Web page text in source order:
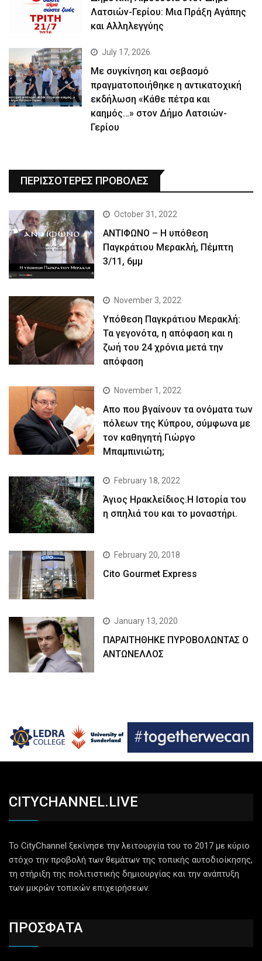
Λατσιών-Γερίου: Μια Πράξη Αγάπης
και Αλληλεγγύης
July 17, 2026
Με συγκίνηση και σεβασμό
πραγματοποιήθηκε η αντικατοχική
εκδήλωση «Κάθε πέτρα και
καημός…» στον Δήμο Λατσιών-
Γερίου
ΠΕΡΙΣΣΟΤΕΡΕΣ ΠΡΟΒΟΛΕΣ
October 31, 2022
ΑΝΤΙΦΩΝΟ – Η υπόθεση
Παγκράτιου Μερακλή, Πέμπτη
3/11, 6μμ
November 3, 2022
Yπόθεση Παγκράτιου Μερακλή:
Τα γεγονότα, η απόφαση και η
ζωή του 24 χρόνια μετά την
απόφαση
November 1, 2022
Απο που βγαίνουν τα ονόματα των
πόλεων της Κύπρου, σύμφωνα με
τον καθηγητή Γιώργο
Μπαμπινιώτη;
February 18, 2022
Άγιος Ηρακλείδιος.Η Ιστορία του
η σπηλιά του και το μοναστήρι.
February 20, 2018
Cito Gourmet Express
January 13, 2020
ΠΑΡΑΙΤΗΘΗΚΕ ΠΥΡΟΒΟΛΩΝΤΑΣ Ο
ΑΝΤΩΝΕΛΛΟΣ
CITYCHANNEL.LIVE
Το CityChannel ξεκίνησε την λειτουργία του το 2017 με κύριο
στόχο την προβολή των θεμάτων της τοπικής αυτοδιοίκησης,
τη στήριξη της πολιτιστικής δημιουργίας και την ανάπτυξη
των μικρών τοπικών επιχειρήσεων.
ΠΡΟΣΦΑΤΑ